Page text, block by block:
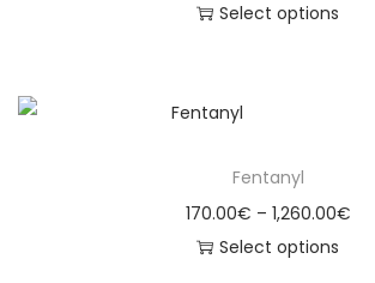
Select options
Fentanyl
170.00€ – 1,260.00€
Select options